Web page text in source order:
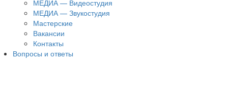
МЕДИА — Видеостудия
МЕДИА — Звукостудия
Мастерские
Вакансии
Контакты
Вопросы и ответы